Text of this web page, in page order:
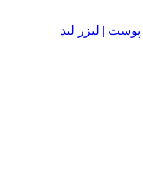
| لیزر لند